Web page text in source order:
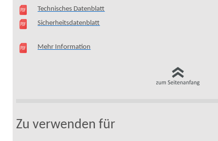
Technisches Datenblatt
Sicherheitsdatenblatt
Mehr Information
Zu verwenden für